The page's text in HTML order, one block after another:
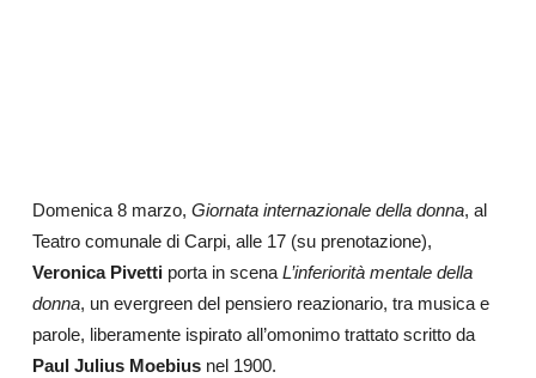
Domenica 8 marzo, Giornata internazionale della donna, al
Teatro comunale di Carpi, alle 17 (su prenotazione),
Veronica Pivetti porta in scena L’inferiorità mentale della
donna, un evergreen del pensiero reazionario, tra musica e
parole, liberamente ispirato all’omonimo trattato scritto da
Paul Julius Moebiusnel 1900.